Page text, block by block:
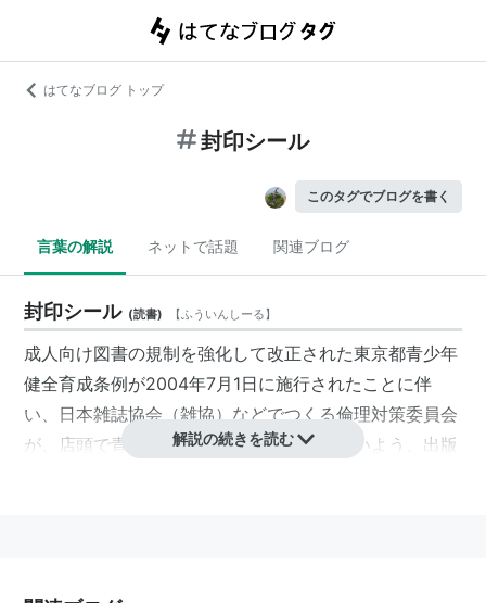
はてなブログ トップ
封印シール
このタグでブログを書く
言葉の解説 ネットで話題 関連ブログ
封印シール (読書) 【ふういんしーる】
成人向け図書の規制を強化して改正された東京都青少年
健全育成条例が2004年7月1日に施行されたことに伴
い、日本雑誌協会（雑協）などでつくる倫理対策委員会
が、店頭で青少年が中を見ることができないよう、出版
解説の続きを読む